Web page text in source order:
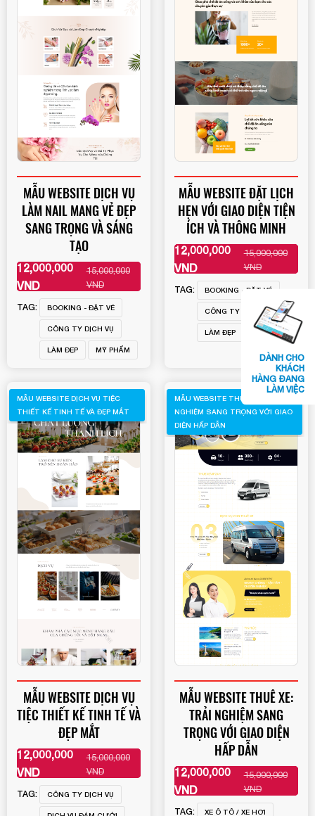
MẪU WEBSITE DỊCH VỤ
LÀM NAIL MANG VẺ ĐẸP
SANG TRỌNG VÀ SÁNG
TẠO
12,000,000
VND
15,000,000
VND
XEM THÊM
TAG: BOOKING - ĐẶT VÉ
CÔNG TY DỊCH VỤ
LÀM ĐẸP MỸ PHẨM
MẪU WEBSITE ĐẶT LỊCH
HẸN VỚI GIAO DIỆN TIỆN
ÍCH VÀ THÔNG MINH
12,000,000
VND
15,000,000
VND
XEM THÊM
TAG: BOOKING - ĐẶT VÉ
CÔNG TY DỊCH VỤ
LÀM ĐẸP
MẪU WEBSITE DỊCH VỤ
TIỆC THIẾT KẾ TINH TẾ VÀ
ĐẸP MẮT
12,000,000
VND
15,000,000
VND
XEM THÊM
TAG: CÔNG TY DỊCH VỤ
MẪU WEBSITE DỊCH VỤ TIỆC
THIẾT KẾ TINH TẾ VÀ ĐẸP MẮT
MẪU WEBSITE THUÊ XE:
TRẢI NGHIỆM SANG
TRỌNG VỚI GIAO DIỆN
HẤP DẪN
12,000,000
VND
15,000,000
VND
XEM THÊM
TAG: XE Ô TÔ / XE HƠI
MẪU WEBSITE THUÊ XE: TRẢI
NGHIỆM SANG TRỌNG VỚI GIAO
DIỆN HẤP DẪN
DÀNH CHO
KHÁCH
HÀNG ĐANG
LÀM VIỆC
Tài khoản đã được
cung cấp cho quý
khách qua hệ thống SMS tự động. Nếu cần hỗ trợ thêm